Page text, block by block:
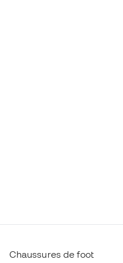
Chaussures de foot